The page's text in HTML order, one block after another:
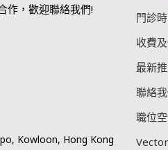
作，歡迎聯絡我們!
Kowloon, Hong Kong
門診
收費
最新
聯絡
職位